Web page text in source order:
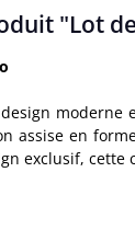
"Lot
assise en
exclusif,